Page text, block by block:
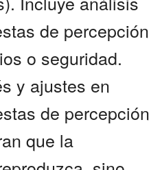
de percepción
o seguridad.
y ajustes en
de percepción
que la